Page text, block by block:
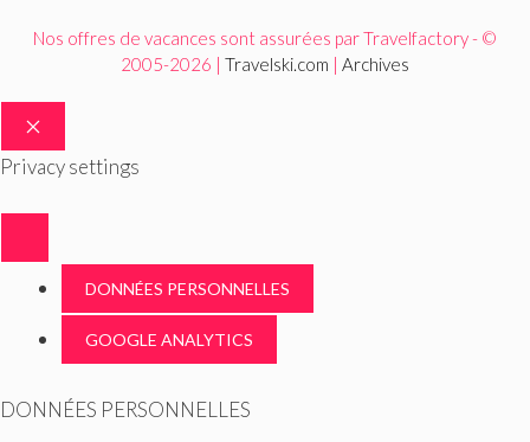
Nos offres de vacances sont assurées par Travelfactory - ©
2005-2026 | Travelski.com | Archives
FERMER
Privacy settings
DONNÉES PERSONNELLES
GOOGLE ANALYTICS
DONNÉES PERSONNELLES